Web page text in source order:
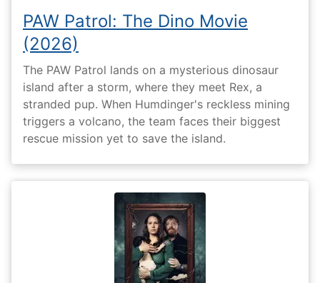
PAW Patrol: The Dino Movie
(2026)
The PAW Patrol lands on a mysterious dinosaur
island after a storm, where they meet Rex, a
stranded pup. When Humdinger's reckless mining
triggers a volcano, the team faces their biggest
rescue mission yet to save the island.